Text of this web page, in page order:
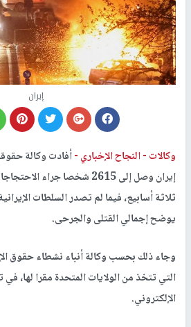
إيران
وكالات -النجاح الإخباري -أفادت وكالة
إيران وصل إلى 2615 شخصا جراء
ثلاثة أسابيع، فيما لم تصدر السلطات
يوضح إجمالي القتلى والجرحى.
وجاء ذلك بحسب وكالة أنباء نشطاء حقوق
التي تتخذ من الولايات المتحدة مقرا لها،
الإلكتروني.